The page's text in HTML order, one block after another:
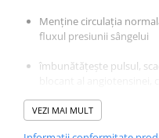
Menține circulația
fluxul presiunii sângelui
îmbunătățește pulsul,
Susține microcirculația,
capilare, inclusiv în creier
VEZI MAI MULT